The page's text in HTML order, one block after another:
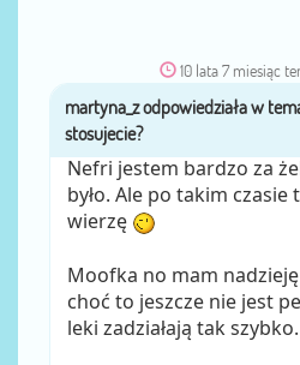
10 lata 7 miesiąc
przez
Nefri jestem bardzo za
było. Ale po takim czasie
wierzę
Moofka no mam
choć to jeszcze nie jest
leki zadziałają tak szybko.